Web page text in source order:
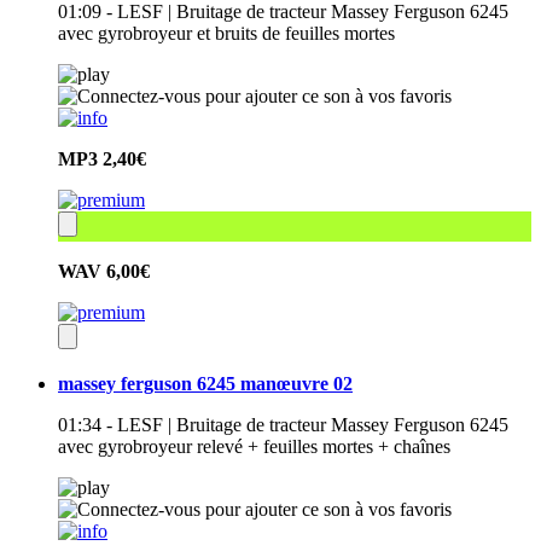
01:09 - LESF | Bruitage de tracteur Massey Ferguson 6245
avec gyrobroyeur et bruits de feuilles mortes
MP3 2,40€
WAV 6,00€
massey ferguson 6245 manœuvre 02
01:34 - LESF | Bruitage de tracteur Massey Ferguson 6245
avec gyrobroyeur relevé + feuilles mortes + chaînes